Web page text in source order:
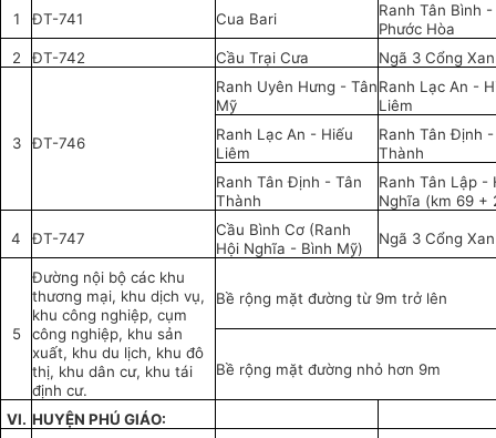
1 ĐT-741 Cua Bari
Ranh Tân Bình -
Phước Hòa
2
ĐT-742 Cầu Trại Cưa Ngã 3 Cổng
3 ĐT-746
Ranh Uyên Hưng - Tân
Mỹ
Ranh Lạc An -
Liêm
Ranh Lạc An - Hiếu
Liêm
Ranh Tân Định
Thành
Ranh Tân Định - Tân
Thành
Ranh Tân Lập -
Nghĩa (km 69 +
4 ĐT-747
Cầu Bình Cơ (Ranh
Hội Nghĩa - Bình Mỹ)
Ngã 3 Cổng
5
Đường nội bộ các khu
thương mại, khu dịch vụ,
khu công nghiệp, cụm
công nghiệp, khu sản
xuất, khu du lịch, khu đô
thị, khu dân cư, khu tái
định cư.
Bề rộng mặt đường từ 9m trở lên
Bề rộng mặt đường nhỏ hơn 9m
VI. HUYỆN PHÚ GIÁO: